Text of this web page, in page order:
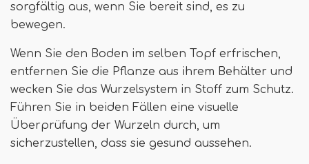
sorgfältig aus, wenn Sie bereit sind, es zu
bewegen.
Wenn Sie den Boden im selben Topf erfrischen,
entfernen Sie die Pflanze aus ihrem Behälter und
wecken Sie das Wurzelsystem in Stoff zum Schutz.
Führen Sie in beiden Fällen eine visuelle
Überprüfung der Wurzeln durch, um
sicherzustellen, dass sie gesund aussehen.